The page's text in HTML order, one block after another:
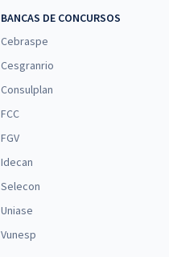
BANCAS DE CONCURSOS
Cebraspe
Cesgranrio
Consulplan
FCC
FGV
Idecan
Selecon
Uniase
Vunesp